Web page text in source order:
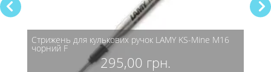
Стрижень для кулькових ручок LAMY KS-Mine M16
чорний F
295,00 грн.